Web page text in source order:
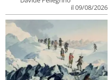
il 09/08/2026